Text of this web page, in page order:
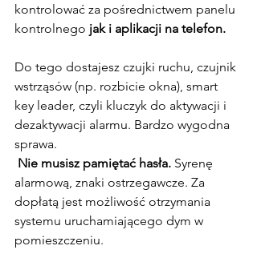
kontrolować za pośrednictwem panelu
kontrolnego jak i aplikacji na telefon.
Do tego dostajesz czujki ruchu, czujnik
wstrząsów (np. rozbicie okna), smart
key leader, czyli kluczyk do aktywacji i
dezaktywacji alarmu. Bardzo wygodna
sprawa.
Nie musisz pamiętać hasła. Syrenę
alarmową, znaki ostrzegawcze. Za
dopłatą jest możliwość otrzymania
systemu uruchamiającego dym w
pomieszczeniu.